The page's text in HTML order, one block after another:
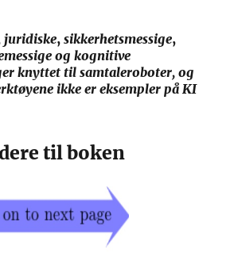
juridiske, sikkerhetsmessige,
og kognitive
knyttet til samtaleroboter, og
ikke er eksempler på KI
til boken